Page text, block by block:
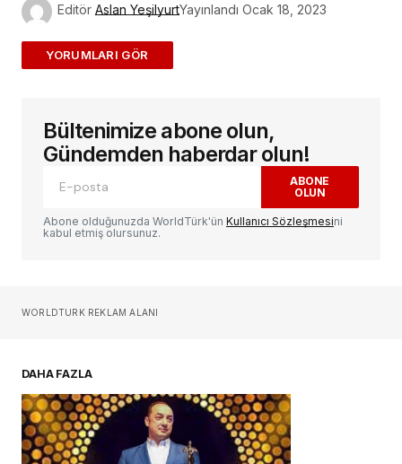
Editör Aslan YeşilyurtYayınlandı Ocak 18, 2023
ADD A COMMENT
E-posta adresiniz yayınlanmayacak.
alanlar*ile işaretlenmişlerdir
Yorum
Sizin adınız*
Daha sonraki yorumlarımda kullanılması için
adım, e-posta adresim ve site adresim bu
tarayıcıya kaydedilsin.
Bültenimize abone olun,
Gündemden haberdar olun!
ABONE
OLUN
Abone olduğunuzda WorldTürk'ün Kullanıcı Sözleşmesini
kabul etmiş olursunuz.
WORLDTURK REKLAM ALANI
DAHA FAZLA